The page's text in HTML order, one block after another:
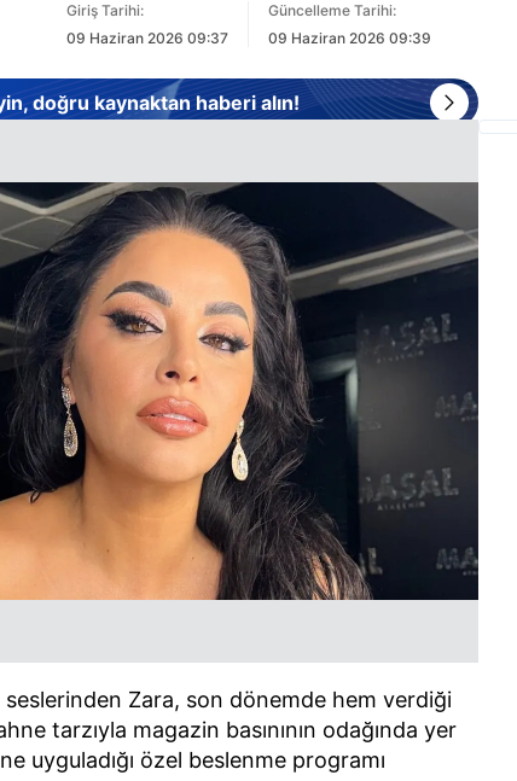
Giriş Tarihi:
09 Haziran 2026 09:37
Güncelleme Tarihi:
09 Haziran 2026 09:39
doğru kaynaktan haberi alın!
Zara, son dönemde hem verdiği
tarzıyla magazin basınının odağında yer
uyguladığı özel beslenme programı